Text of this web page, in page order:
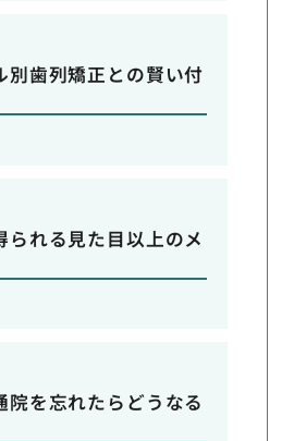
別歯列矯正との賢い付
られる見た目以上のメ
院を忘れたらどうなる